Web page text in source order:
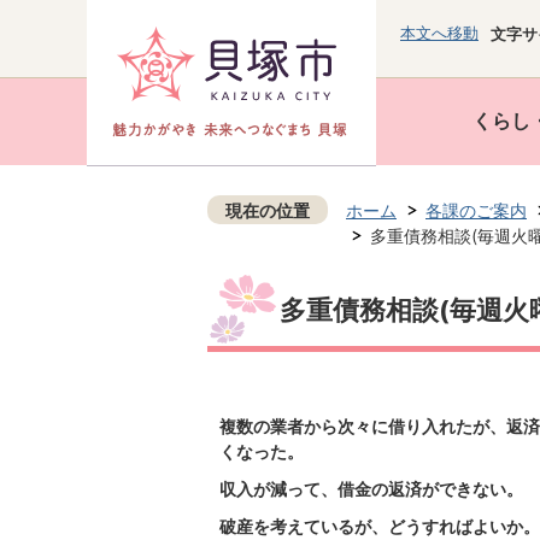
本文へ移動 文字
くらし
現在の位置 ホーム
各課のご案内
多重債務相談(毎週火
多重債務相談(毎週
複数の業者から次々に借り入れたが、返
くなった。
収入が減って、借金の返済ができない。
破産を考えているが、どうすればよいか。